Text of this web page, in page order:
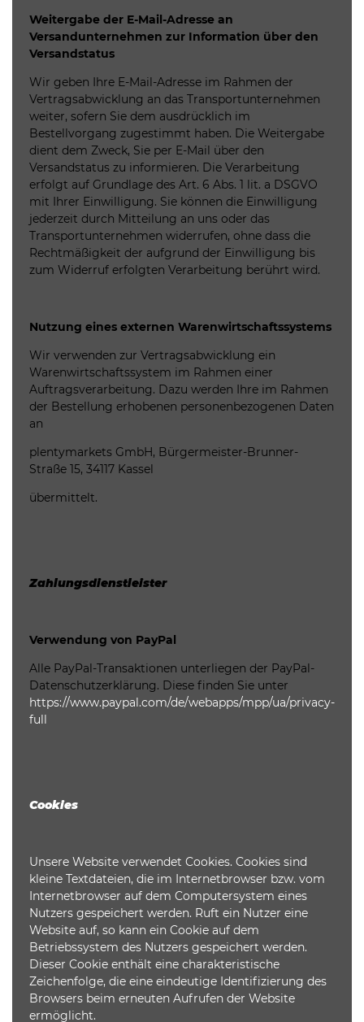
Weitergabe der E-Mail-Adresse an
Versandunternehmen zur Information über den
Versandstatus
Wir geben Ihre E-Mail-Adresse im Rahmen der
Vertragsabwicklung an das Transportunternehmen
weiter, sofern Sie dem ausdrücklich im
Bestellvorgang zugestimmt haben. Die Weitergabe
dient dem Zweck, Sie per E-Mail über den
Versandstatus zu informieren. Die Verarbeitung
erfolgt auf Grundlage des Art. 6 Abs. 1 lit. a DSGVO
mit Ihrer Einwilligung. Sie können die Einwilligung
jederzeit durch Mitteilung an uns oder das
Transportunternehmen widerrufen, ohne dass die
Rechtmäßigkeit der aufgrund der Einwilligung bis
zum Widerruf erfolgten Verarbeitung berührt wird.
Nutzung eines externen Warenwirtschaftssystems
Wir verwenden zur Vertragsabwicklung ein
Warenwirtschaftssystem im Rahmen einer
Auftragsverarbeitung. Dazu werden Ihre im Rahmen
der Bestellung erhobenen personenbezogenen Daten
an
plentymarkets GmbH, Bürgermeister-Brunner-
Straße 15, 34117 Kassel
übermittelt.
Zahlungsdienstleister
Verwendung von PayPal
Alle PayPal-Transaktionen unterliegen der PayPal-
Datenschutzerklärung. Diese finden Sie unter
https://www.paypal.com/de/webapps/mpp/ua/privacy-
full
Cookies
Unsere Website verwendet Cookies. Cookies sind
kleine Textdateien, die im Internetbrowser bzw. vom
Internetbrowser auf dem Computersystem eines
Nutzers gespeichert werden. Ruft ein Nutzer eine
Website auf, so kann ein Cookie auf dem
Betriebssystem des Nutzers gespeichert werden.
Dieser Cookie enthält eine charakteristische
Zeichenfolge, die eine eindeutige Identifizierung des
Browsers beim erneuten Aufrufen der Website
ermöglicht.